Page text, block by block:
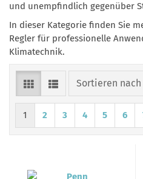
und unempfindlich gegenüber
In dieser Kategorie finden Sie
Regler für professionelle
Klimatechnik.
Sortieren nach
Sortieren nach
1 2 3 4 5 6